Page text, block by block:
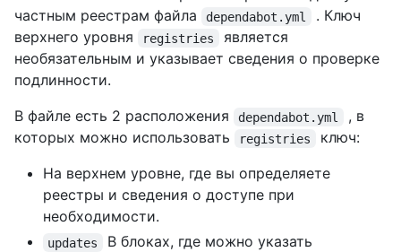
частным реестрам файла
dependabot.yml
. Ключ
верхнего уровня
registries
является
необязательным и указывает сведения о проверке
подлинности.
В файле есть 2 расположения
dependabot.yml
, в
которых можно использовать
registries
ключ:
На верхнем уровне, где вы определяете
реестры и сведения о доступе при
необходимости.
updates
В блоках, где можно указать